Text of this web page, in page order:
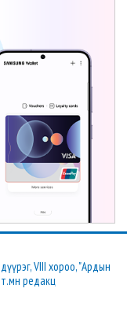
VIII хороо, "Ардын
редакц